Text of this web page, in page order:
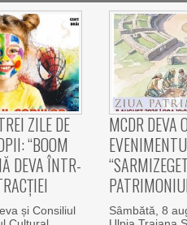
ZILE DE
“BOOM
DEVA ÎNTR-
și Consiliul
MCDR DEVA
Sâmbătă, 8